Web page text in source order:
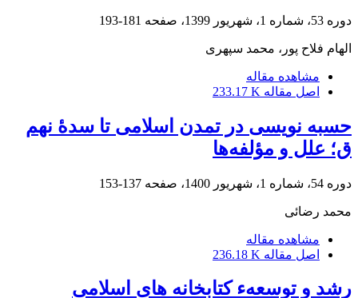
دوره 53، شماره 1، شهریور 1399، صفحه 181-193
الهام فلاح پور، محمد سپهری
مشاهده مقاله
اصل مقاله 233.17 K
حسبه نویسی در تمدن اسلامی تا سدۀ نهم
ق؛ علل و مؤلفه‌ها
دوره 54، شماره 1، شهریور 1400، صفحه 137-153
محمد رضائی
مشاهده مقاله
اصل مقاله 236.18 K
رشد و توسعهء کتابخانه های اسلامی